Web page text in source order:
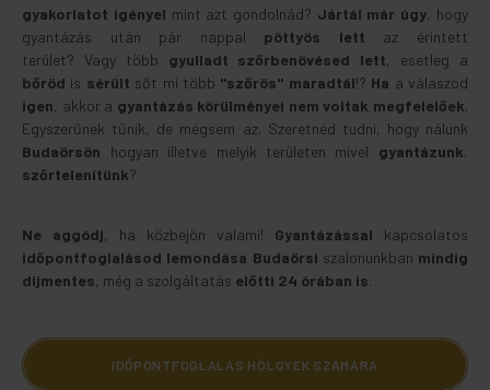
gyakorlatot igényel mint azt gondolnád? Jártál már úgy , hogy
gyantázás után pár nappal pöttyös lett az érintett
terület? Vagy több gyulladt szőrbenövésed lett , esetleg a
bőröd is sérült sőt mi több "szőrös" maradtál!? Ha a válaszod
igen , akkor a gyantázás körülményei nem voltak megfelelőek.
Egyszerűnek tűnik, de mégsem az. Szeretnéd tudni, hogy nálunk
Budaörsön hogyan illetve melyik területen mivel gyantázunk
szőrtelenítünk?
Ne aggódj , ha közbejön valami! Gyantázással kapcsolatos
időpontfoglalásod lemondása Budaörsi szalonunkban mindig
díjmentes , még a szolgáltatás előtti 24 órában is.
IDŐPONTFOGLALÁS HÖLGYEK SZÁMÁRA